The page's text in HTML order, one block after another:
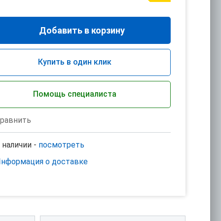
Добавить в корзину
Купить в один клик
Помощь специалиста
наличии - посмотреть
о доставке